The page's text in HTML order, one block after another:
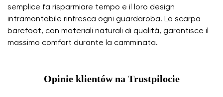
semplice fa risparmiare tempo e il loro design
intramontabile rinfresca ogni guardaroba. La scarpa
barefoot, con materiali naturali di qualità, garantisce il
massimo comfort durante la camminata.
Opinie klientów na Trustpilocie